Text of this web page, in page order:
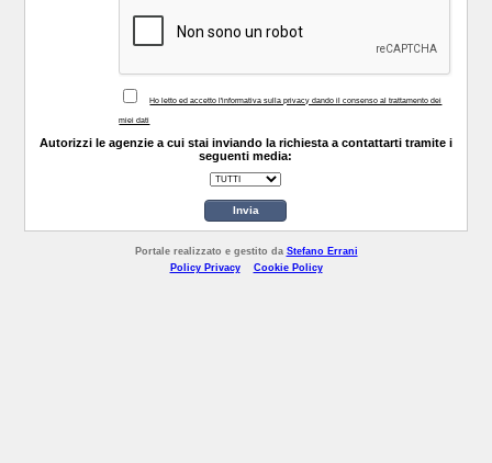
Ho letto ed accetto l'informativa sulla privacy dando il consenso al trattamento dei
miei dati
Autorizzi le agenzie a cui stai inviando la richiesta a contattarti tramite i
seguenti media:
Invia
Portale realizzato e gestito da Stefano Errani
Policy Privacy
Cookie Policy